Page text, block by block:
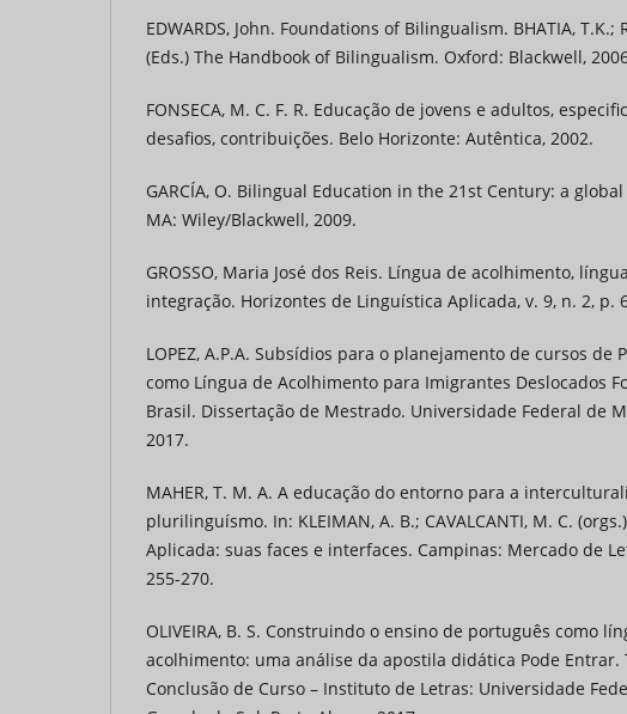
EDWARDS, John. Foundations of Bilingualism. BHATIA, T.K.;
(Eds.) The Handbook of Bilingualism. Oxford: Blackwell,
FONSECA, M. C. F. R. Educação de jovens e adultos,
desafios, contribuições. Belo Horizonte: Autêntica, 2002.
GARCÍA, O. Bilingual Education in the 21st Century: a
MA: Wiley/Blackwell, 2009.
GROSSO, Maria José dos Reis. Língua de acolhimento,
integração. Horizontes de Linguística Aplicada, v. 9, n. 2, p.
LOPEZ, A.P.A. Subsídios para o planejamento de cursos de
como Língua de Acolhimento para Imigrantes Deslocados
Brasil. Dissertação de Mestrado. Universidade Federal de
2017.
MAHER, T. M. A. A educação do entorno para a
plurilinguísmo. In: KLEIMAN, A. B.; CAVALCANTI, M. C.
Aplicada: suas faces e interfaces. Campinas: Mercado de
255-270.
OLIVEIRA, B. S. Construindo o ensino de português como
acolhimento: uma análise da apostila didática Pode Entrar.
Conclusão de Curso – Instituto de Letras: Universidade